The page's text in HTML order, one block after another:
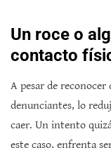
Un roce o
contacto
A pesar de
denunciantes, lo
caer. Un intento
este caso, enfrenta